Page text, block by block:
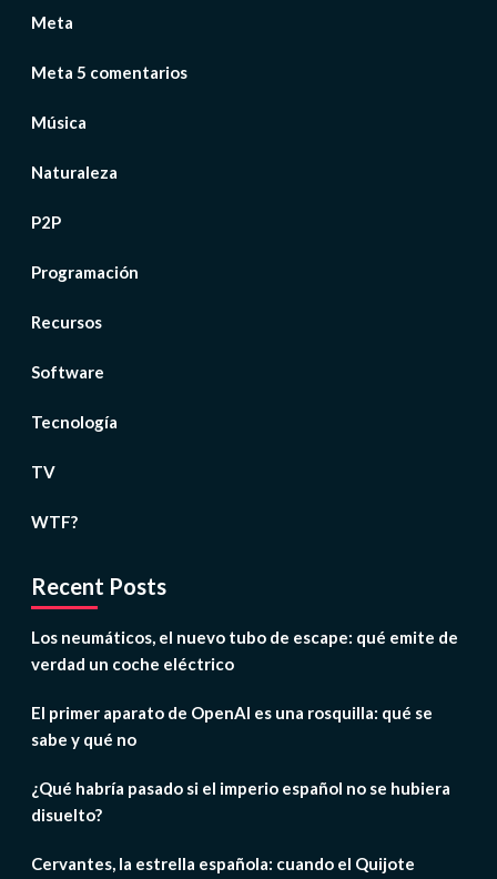
Meta
Meta 5 comentarios
Música
Naturaleza
P2P
Programación
Recursos
Software
Tecnología
TV
WTF?
Recent Posts
Los neumáticos, el nuevo tubo de escape: qué emite de
verdad un coche eléctrico
El primer aparato de OpenAI es una rosquilla: qué se
sabe y qué no
¿Qué habría pasado si el imperio español no se hubiera
disuelto?
Cervantes, la estrella española: cuando el Quijote